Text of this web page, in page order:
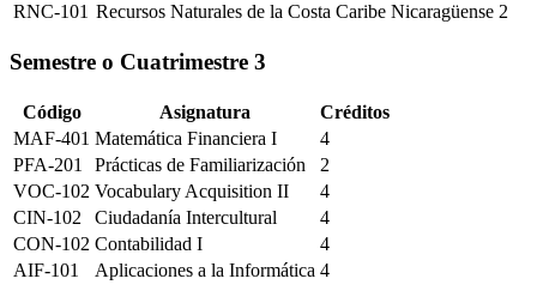
RNC-101 Recursos Naturales de la Costa Caribe Nicaragüense 2
Semestre o Cuatrimestre 3
Código Asignatura
Créditos
MAF-401 Matemática Financiera I
4
PFA-201
Prácticas de Familiarización
2
VOC-102 Vocabulary Acquisition II
4
CIN-102
Ciudadanía Intercultural
4
CON-102 Contabilidad I
4
AIF-101
Aplicaciones a la Informática 4